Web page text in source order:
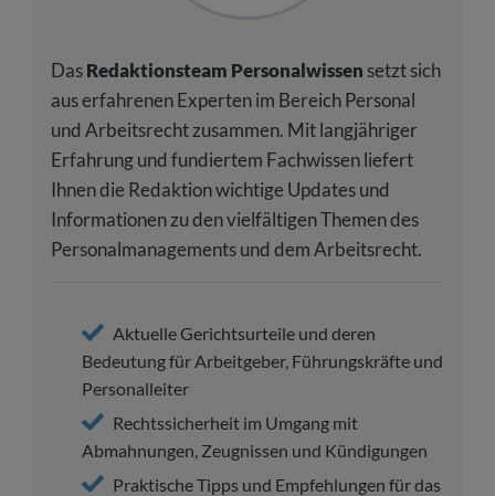
DasRedaktionsteam Personalwissen setzt sich
aus erfahrenen Experten im Bereich Personal
und Arbeitsrecht zusammen. Mit langjähriger
Erfahrung und fundiertem Fachwissen liefert
Ihnen die Redaktion wichtige Updates und
Informationen zu den vielfältigen Themen des
Personalmanagements und dem Arbeitsrecht.
Aktuelle Gerichtsurteile und deren
Bedeutung für Arbeitgeber, Führungskräfte und
Personalleiter
Rechtssicherheit im Umgang mit
Abmahnungen, Zeugnissen und Kündigungen
Praktische Tipps und Empfehlungen für das